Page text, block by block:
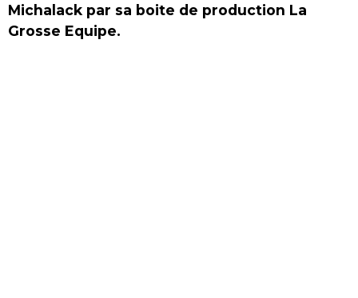
Michalack par sa boite de production La
Grosse Equipe.